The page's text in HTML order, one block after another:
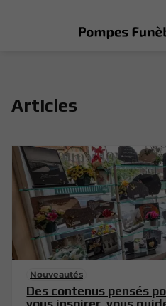
Articles
Nouveautés
Des contenus pensés